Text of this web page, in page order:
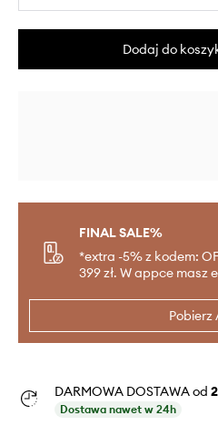
Dodaj do
FINAL SALE%
*extra -5% z kodem:
399 zł. W appce masz
Pobierz
DARMOWA DOSTAWA od
Dostawa nawet w 24h